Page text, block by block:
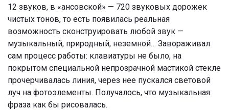
12 звуков, в «ансовской» — 720 звуковых дорожек
чистых тонов, то есть появилась реальная
возможность сконструировать любой звук —
музыкальный, природный, неземной… Завораживал
сам процесс работы: клавиатуры не было, на
покрытом специальной непрозрачной мастикой стекле
прочерчивалась линия, через нее пускался световой
луч на фотоэлементы. Получалось, что музыкальная
фраза как бы рисовалась.